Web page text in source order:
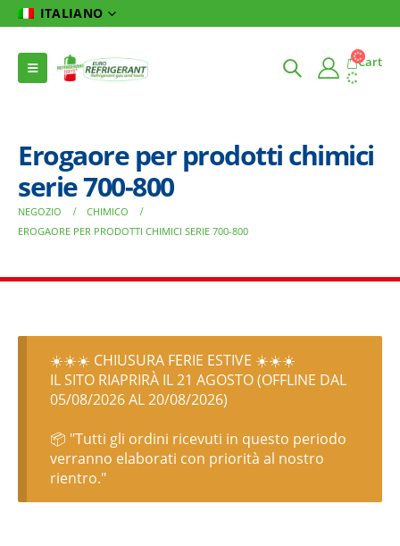
ITALIANO
Cart
Erogaore per prodotti chimici
serie 700-800
NEGOZIO
CHIMICO
EROGAORE PER PRODOTTI CHIMICI SERIE 700-800
☀️☀️☀️ CHIUSURA FERIE ESTIVE ☀️☀️☀️
IL SITO RIAPRIRÀ IL 21 AGOSTO (OFFLINE DAL
05/08/2026 AL 20/08/2026)
📦 "Tutti gli ordini ricevuti in questo periodo
verranno elaborati con priorità al nostro
rientro."